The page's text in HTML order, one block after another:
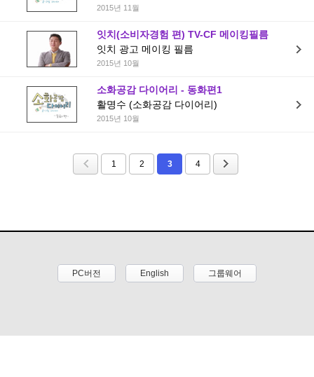
2015년 11월
잇치(소비자경험 편) TV-CF 메이킹필름
잇치 광고 메이킹 필름
2015년 10월
소화공감 다이어리 - 동화편1
활명수 (소화공감 다이어리)
2015년 10월
1 2 3 4
PC버전 English 그룹웨어